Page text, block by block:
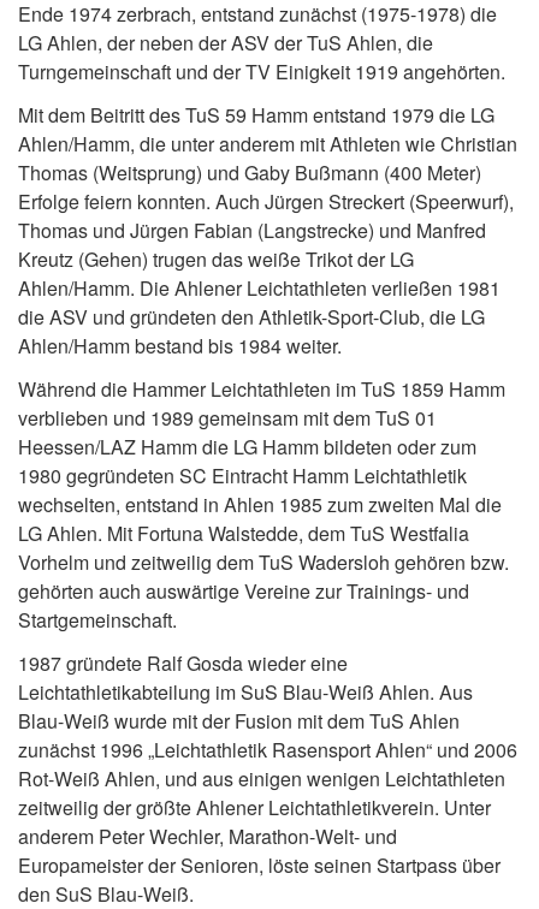
Ende 1974 zerbrach, entstand zunächst (1975-1978) die
LG Ahlen, der neben der ASV der TuS Ahlen, die
Turngemeinschaft und der TV Einigkeit 1919 angehörten.
Mit dem Beitritt des TuS 59 Hamm entstand 1979 die LG
Ahlen/Hamm, die unter anderem mit Athleten wie Christian
Thomas (Weitsprung) und Gaby Bußmann (400 Meter)
Erfolge feiern konnten. Auch Jürgen Streckert (Speerwurf),
Thomas und Jürgen Fabian (Langstrecke) und Manfred
Kreutz (Gehen) trugen das weiße Trikot der LG
Ahlen/Hamm. Die Ahlener Leichtathleten verließen 1981
die ASV und gründeten den Athletik-Sport-Club, die LG
Ahlen/Hamm bestand bis 1984 weiter.
Während die Hammer Leichtathleten im TuS 1859 Hamm
verblieben und 1989 gemeinsam mit dem TuS 01
Heessen/LAZ Hamm die LG Hamm bildeten oder zum
1980 gegründeten SC Eintracht Hamm Leichtathletik
wechselten, entstand in Ahlen 1985 zum zweiten Mal die
LG Ahlen. Mit Fortuna Walstedde, dem TuS Westfalia
Vorhelm und zeitweilig dem TuS Wadersloh gehören bzw.
gehörten auch auswärtige Vereine zur Trainings- und
Startgemeinschaft.
1987 gründete Ralf Gosda wieder eine
Leichtathletikabteilung im SuS Blau-Weiß Ahlen. Aus
Blau-Weiß wurde mit der Fusion mit dem TuS Ahlen
zunächst 1996 „Leichtathletik Rasensport Ahlen“ und 2006
Rot-Weiß Ahlen, und aus einigen wenigen Leichtathleten
zeitweilig der größte Ahlener Leichtathletikverein. Unter
anderem Peter Wechler, Marathon-Welt- und
Europameister der Senioren, löste seinen Startpass über
den SuS Blau-Weiß.